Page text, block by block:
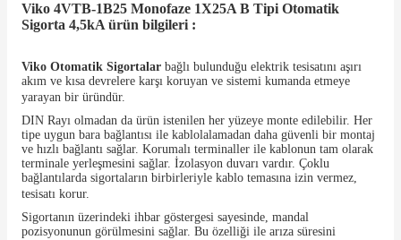
Viko 4VTB-1B25 Monofaze 1X25A B Tipi Otomatik
Sigorta 4,5kA ürün bilgileri :
Viko Otomatik Sigortalar bağlı bulunduğu elektrik tesisatını aşırı
akım ve kısa devrelere karşı koruyan ve sistemi kumanda etmeye
yarayan bir üründür.
DIN Rayı olmadan da ürün istenilen her yüzeye monte edilebilir. Her
tipe uygun bara bağlantısı ile kablolalamadan daha güvenli bir montaj
ve hızlı bağlantı sağlar. Korumalı terminaller ile kablonun tam olarak
terminale yerleşmesini sağlar. İzolasyon duvarı vardır. Çoklu
bağlantılarda sigortaların birbirleriyle kablo temasına izin vermez,
tesisatı korur.
Sigortanın üzerindeki ihbar göstergesi sayesinde, mandal
pozisyonunun görülmesini sağlar. Bu özelliği ile arıza süresini